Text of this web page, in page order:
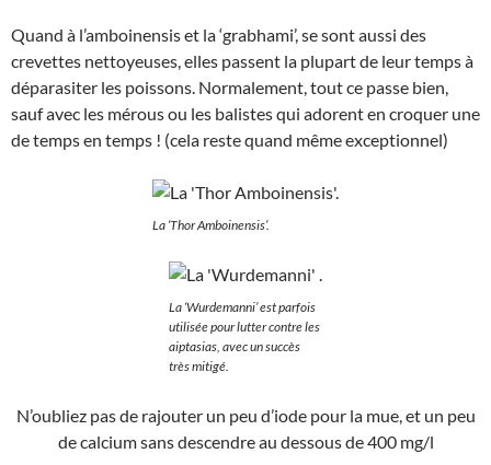
Quand à l’amboinensis et la ‘grabhami’, se sont aussi des
crevettes nettoyeuses, elles passent la plupart de leur temps à
déparasiter les poissons. Normalement, tout ce passe bien,
sauf avec les mérous ou les balistes qui adorent en croquer une
de temps en temps ! (cela reste quand même exceptionnel)
La ‘Thor Amboinensis’.
La ‘Wurdemanni’ est parfois
utilisée pour lutter contre les
aiptasias, avec un succès
très mitigé.
N’oubliez pas de rajouter un peu d’iode pour la mue, et un peu
de calcium sans descendre au dessous de 400 mg/l